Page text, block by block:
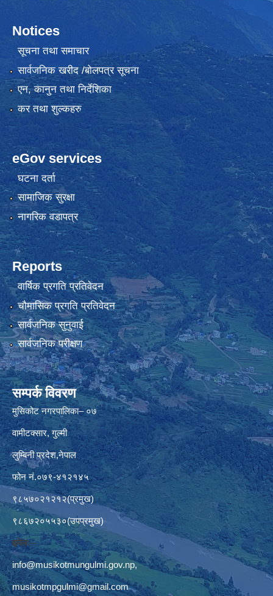
Notices
सूचना तथा समाचार
सार्वजनिक खरीद /बोलपत्र सूचना
एन, कानुन तथा निर्देशिका
कर तथा शुल्कहरु
eGov services
घटना दर्ता
सामाजिक सुरक्षा
नागरिक वडापत्र
Reports
वार्षिक प्रगति प्रतिवेदन
चौमासिक प्रगति प्रतिवेदन
सार्वजनिक सुनुवाई
सार्वजनिक परीक्षण
सम्पर्क विवरण
मुसिकोट नगरपालिका– ०७
वामीटक्सार, गुल्मी
लुम्बिनी प्रदेश,नेपाल
फोन नं.०७९-४१२१४५
९८५७०२१२१२(प्रमुख)
९८६७२०५५३०(उपप्रमुख)
इमेलः–
info@musikotmungulmi.gov.np,
musikotmpgulmi@gmail.com